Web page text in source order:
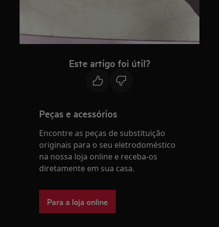
Este artigo foi útil?
Peças e acessórios
Encontre as peças de substituição
originais para o seu eletrodoméstico
na nossa loja online e receba-os
diretamente em sua casa.
Para a loja online